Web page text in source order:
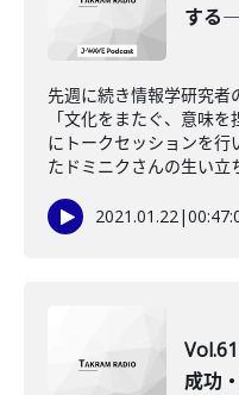
する
先週に続き情報学研究者
「文化をまたぐ、意味
にトークセッションを
たドミニクさんの生い
2021.01.22|
成功